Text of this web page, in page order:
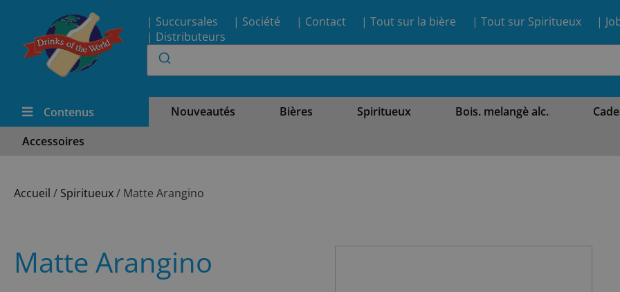
| Succursales | Société | Contact | Tout sur la bière | Tout sur Spiritueux
|
| Distributeurs
Contenus Nouveautés Bières Spiritueux Bois. melangè alc.
Accessoires
Accueil / Spiritueux/ Matte Arangino
Matte Arangino